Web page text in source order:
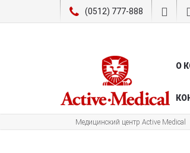
(0512) 777-888
О
Медицинский центр Active Medical